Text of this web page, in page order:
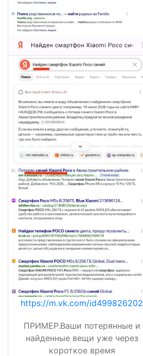
https://m.vk.com/id499826202
ПРИМЕР.Ваши потерянные и
найденные вещи уже через
короткое время